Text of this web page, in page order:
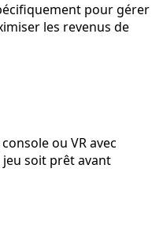
pour gérer
les revenus de
ou VR avec
soit prêt avant